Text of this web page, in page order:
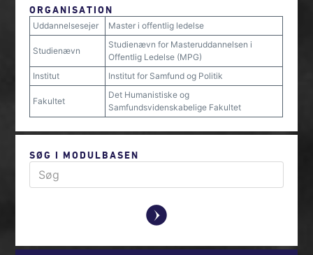
ORGANISATION
Uddannelsesejer Master i offentlig ledelse
Studienævn
Studienævn for Masteruddannelsen i
Offentlig Ledelse (MPG)
Institut
Institut for Samfund og Politik
Fakultet
Det Humanistiske og
Samfundsvidenskabelige Fakultet
SØG I MODULBASEN
y